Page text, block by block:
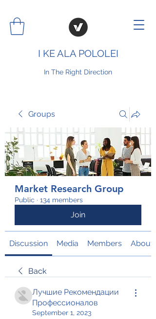
I KE ALA POLOLEI
In The Right Direction
Groups
Market Research Group
Public · 134 members
Join
Discussion Media Members About
Back
Лучшие Рекомендации
Профессионалов
September 1, 2023